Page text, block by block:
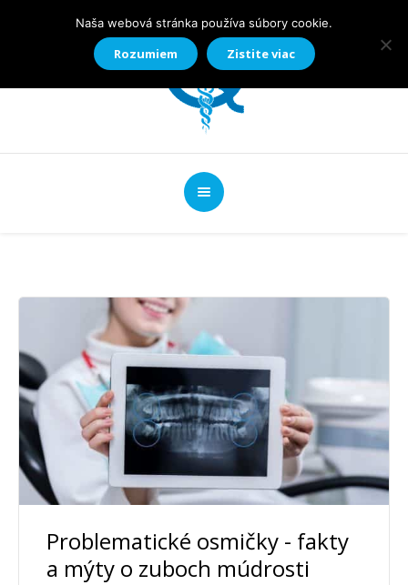
Problematické osmičky - fakty
a mýty o zuboch múdrosti
Naša webová stránka používa súbory cookie.
Rozumiem Zistite viac